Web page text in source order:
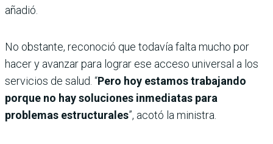
añadió.
No obstante, reconoció que todavía falta mucho por
hacer y avanzar para lograr ese acceso universal a los
servicios de salud. “Pero hoy estamos trabajando
porque no hay soluciones inmediatas para
problemas estructurales”, acotó la ministra.